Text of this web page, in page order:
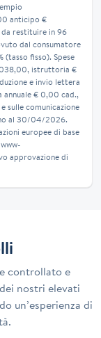
anticipo €
restituire in 96
dal consumatore
(tasso fisso). Spese
istruttoria €
e invio lettera
€ 0,00 cad.,
sulle comunicazione
al 30/04/2026.
europee di base
approvazione di
controllato e
nostri elevati
un’esperienza di